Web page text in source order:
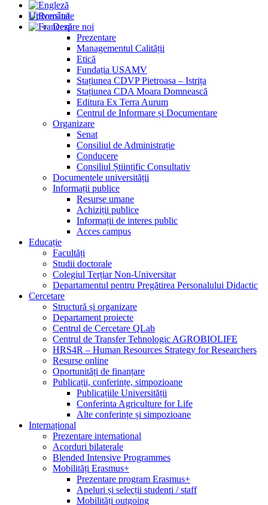
Universitate
Despre noi
Prezentare
Managementul Calității
Etică
Fundația USAMV
Stațiunea CDVP Pietroasa – Istrița
Stațiunea CDA Moara Domnească
Editura Ex Terra Aurum
Centrul de Informare și Documentare
Organizare
Senat
Consiliul de Administrație
Conducere
Consiliul Științific Consultativ
Documentele universității
Informații publice
Resurse umane
Achiziții publice
Informații de interes public
Acces campus
Educație
Facultăți
Studii doctorale
Colegiul Terțiar Non-Universitar
Departamentul pentru Pregătirea Personalului Didactic
Cercetare
Structură și organizare
Departament proiecte
Centrul de Cercetare QLab
Centrul de Transfer Tehnologic AGROBIOLIFE
HRS4R – Human Resources Strategy for Researchers
Resurse online
Oportunități de finanțare
Publicații, conferințe, simpozioane
Publicațiile Universității
Conferinta Agriculture for Life
Alte conferințe și simpozioane
Internațional
Prezentare international
Acorduri bilaterale
Blended Intensive Programmes
Mobilități Erasmus+
Prezentare program Erasmus+
Apeluri și selecții studenti / staff
Mobilități outgoing